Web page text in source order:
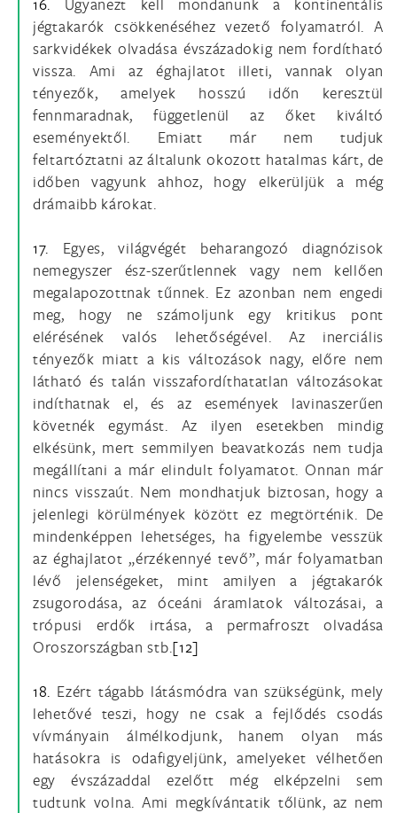
jégtakarók csökkenéséhez vezető folyamatról. A
sarkvidékek olvadása évszázadokig nem fordítható
vissza. Ami az éghajlatot illeti, vannak olyan
tényezők, amelyek hosszú időn keresztül
fennmaradnak, függetlenül az őket kiváltó
eseményektől. Emiatt már nem tudjuk
feltartóztatni az általunk okozott hatalmas kárt, de
időben vagyunk ahhoz, hogy elkerüljük a még
drámaibb károkat.
17. Egyes, világvégét beharangozó diagnózisok
nemegyszer ész-szerűtlennek vagy nem kellően
megalapozottnak tűnnek. Ez azonban nem engedi
meg, hogy ne számoljunk egy kritikus pont
elérésének valós lehetőségével. Az inerciális
tényezők miatt a kis változások nagy, előre nem
látható és talán visszafordíthatatlan változásokat
indíthatnak el, és az események lavinaszerűen
követnék egymást. Az ilyen esetekben mindig
elkésünk, mert semmilyen beavatkozás nem tudja
megállítani a már elindult folyamatot. Onnan már
nincs visszaút. Nem mondhatjuk biztosan, hogy a
jelenlegi körülmények között ez megtörténik. De
mindenképpen lehetséges, ha figyelembe vesszük
az éghajlatot „érzékennyé tevő”, már folyamatban
lévő jelenségeket, mint amilyen a jégtakarók
zsugorodása, az óceáni áramlatok változásai, a
trópusi erdők irtása, a permafroszt olvadása
Oroszországban stb.[12]
18. Ezért tágabb látásmódra van szükségünk, mely
lehetővé teszi, hogy ne csak a fejlődés csodás
vívmányain álmélkodjunk, hanem olyan más
hatásokra is odafigyeljünk, amelyeket vélhetően
egy évszázaddal ezelőtt még elképzelni sem
tudtunk volna. Ami megkívántatik tőlünk, az nem